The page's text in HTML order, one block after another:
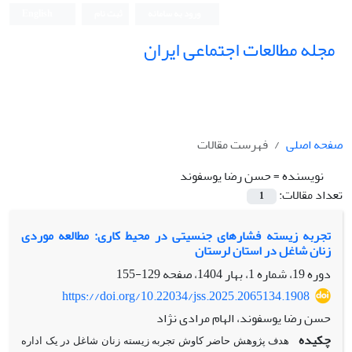
مجله مطالعات اجتماعی ایران
صفحه اصلی
فهرست مقالات
نویسنده =حسن رضا یوسفوند
تعداد مقالات:
1
تجربه زیسته فشارهای جنسیتی در محیط کاری: مطالعه‌ موردی
زنان شاغل در استان لرستان
دوره 19، شماره 1، بهار 1404، صفحه
129-155
https://doi.org/10.22034/jss.2025.2065134.1908
حسن رضا یوسفوند، الهام مرادی نژاد
چکیده
هدف پژوهش حاضر کاوش تجربه زیسته زنان شاغل در یک اداره